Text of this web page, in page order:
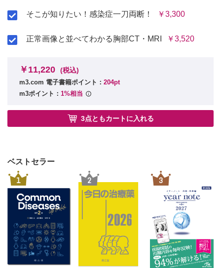
そこが知りたい！感染症一刀両断！ ￥3,300
正常画像と並べてわかる胸部CT・MRI ￥3,520
￥11,220 (税込)
m3.com 電子書籍ポイント： 204pt
m3ポイント： 1%相当
3点ともカートに入れる
ベストセラー
1 2 3